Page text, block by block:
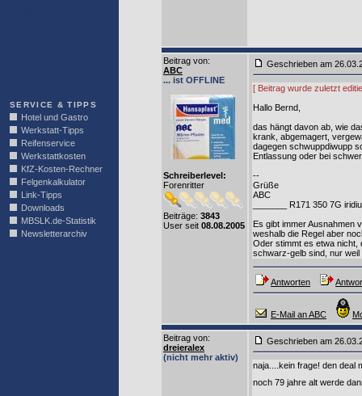
SERVICE & TIPPS
Hotel und Gastro
Werkstatt-Tipps
Reifenservice
Werkstattkosten
KfZ-Kosten-Rechner
Felgenkalkulator
Link-Tipps
Downloads
MBSLK.de-Statistik
Newsletterarchiv
Beitrag von:
ABC
... ist OFFLINE
Schreiberlevel:
Forenritter
Beiträge: 3843
User seit 08.08.2005
Geschrieben am
[ Beitrag wurde zuletzt
Hallo Bernd,
das hängt davon ab, wie
krank, abgemagert,
dagegen schwuppdiwupp
Entlassung oder bei
--
Grüße
ABC
_______ R171 350 7G
Es gibt immer Ausnahmen
weshalb die Regel aber
Oder stimmt es etwa nicht,
schwarz-gelb sind, nur weil
Antworten
E-Mail an ABC
Beitrag von:
dreieralex
(nicht mehr aktiv)
Geschrieben am
naja....kein frage! den deal
noch 79 jahre alt werde